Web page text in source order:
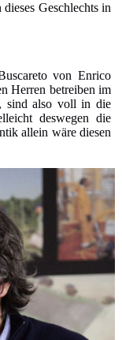
Geschlechts in
von Enrico
Herren betreiben im
sind also voll in die
deswegen die
allein wäre diesen